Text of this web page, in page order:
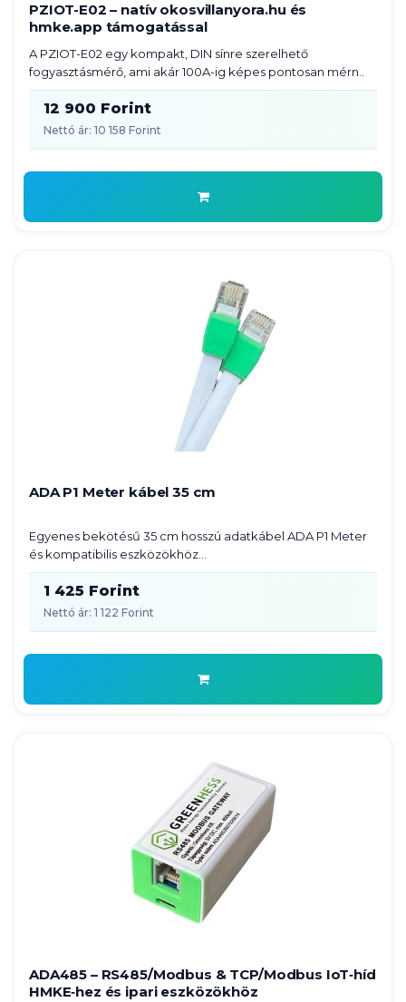
PZIOT-E02 – natív okosvillanyora.hu és
hmke.app támogatással
A PZIOT-E02 egy kompakt, DIN sínre szerelhető
fogyasztásmérő, ami akár 100A-ig képes pontosan mérn..
12 900 Forint
Nettó ár: 10 158 Forint
ADA P1 Meter kábel 35 cm
Egyenes bekötésű 35 cm hosszú adatkábel ADA P1 Meter
és kompatibilis eszközökhöz...
1 425 Forint
Nettó ár: 1 122 Forint
ADA485 – RS485/Modbus & TCP/Modbus IoT‑híd
HMKE‑hez és ipari eszközökhöz